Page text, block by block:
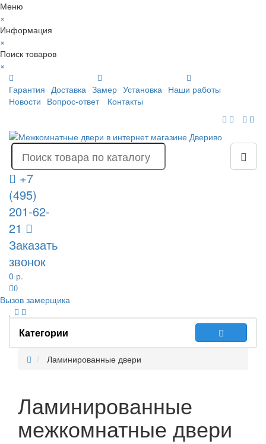
Меню
×
Информация
×
Поиск товаров
×
Гарантия Доставка Замер Установка Наши работы
Новости Вопрос-ответ Контакты
+7
(495)
201-62-
21
Заказать
звонок
0 р.
0
Вызов замерщика
Категории
Ламинированные двери
Ламинированные
межкомнатные двери